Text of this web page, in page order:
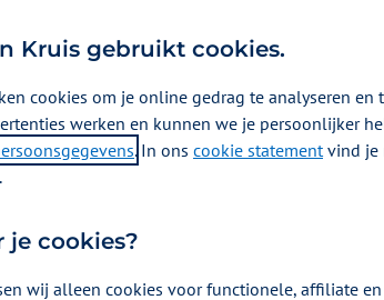
Kruis gebruikt cookies.
cookies om je online gedrag te analyseren
werken en kunnen we je persoonlijker
. In ons cookie statementvind je
je cookies?
wij alleen cookies voor functionele, affiliate